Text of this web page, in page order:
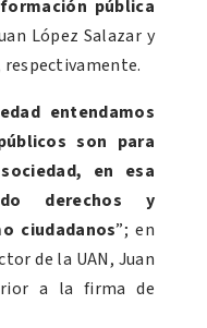
pública
López Salazar y
respectivamente.
entendamos
son para
en esa
derechos y
ciudadanos”; en
de la UAN, Juan
a la firma de